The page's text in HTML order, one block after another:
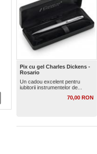
Pix cu gel Charles Dickens -
Rosario
Un cadou excelent pentru
iubitorii instrumentelor de...
70,00 RON